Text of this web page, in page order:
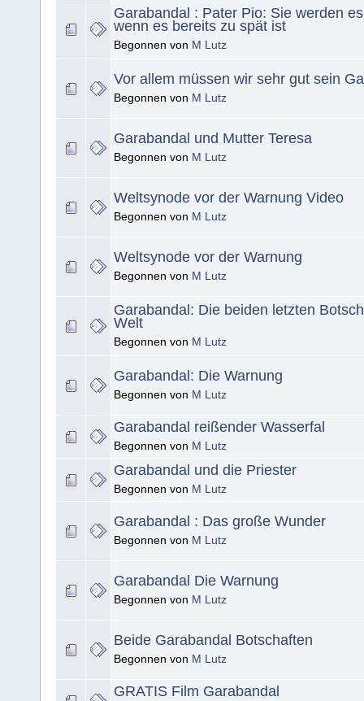
Garabandal : Pater Pio: Sie werden
wenn es bereits zu spät ist
Begonnen von M Lutz
Vor allem müssen wir sehr gut sein
Begonnen von M Lutz
Garabandal und Mutter Teresa
Begonnen von M Lutz
Weltsynode vor der Warnung Video
Begonnen von M Lutz
Weltsynode vor der Warnung
Begonnen von M Lutz
Garabandal: Die beiden letzten
Welt
Begonnen von M Lutz
Garabandal: Die Warnung
Begonnen von M Lutz
Garabandal reißender Wasserfal
Begonnen von M Lutz
Garabandal und die Priester
Begonnen von M Lutz
Garabandal : Das große Wunder
Begonnen von M Lutz
Garabandal Die Warnung
Begonnen von M Lutz
Beide Garabandal Botschaften
Begonnen von M Lutz
GRATIS Film Garabandal